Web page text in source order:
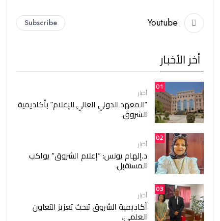
Youtube
Subscribe
أخر الأخبار
01
أخبار
“المعهد الدولي العالي للإعلام” بأكاديمية
الشروق.
02
أخبار
د.إلهام يونس: “إعلام الشروق” يواكب
المستقبل.
03
أخبار
أكاديمية الشروق تبحث تعزيز التعاون
العلمي.